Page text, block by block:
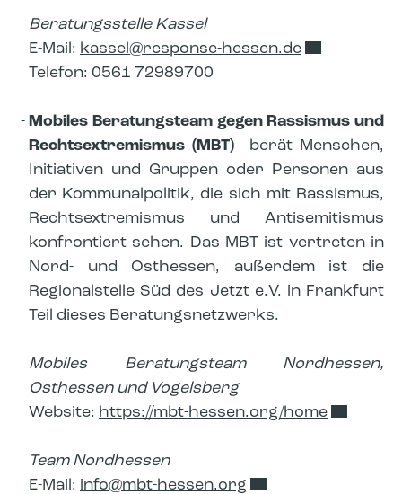
Beratungsstelle Kassel
E-Mail: kassel​
response-hessen.de
Telefon: 0561 72989700
Mobiles Beratungsteam gegen Rassismus und
Rechtsextremismus (MBT) berät Menschen,
Initiativen und Gruppen oder Personen aus
der Kommunalpolitik, die sich mit Rassismus,
Rechtsextremismus und Antisemitismus
konfrontiert sehen. Das MBT ist vertreten in
Nord- und Osthessen, außerdem ist die
Regionalstelle Süd des Jetzt e.V. in Frankfurt
Teil dieses Beratungsnetzwerks.
Mobiles Beratungsteam Nordhessen,
Osthessen und Vogelsberg
Website: https://mbt-hessen.org/home
Team Nordhessen
E-Mail: info​
mbt-hessen.org